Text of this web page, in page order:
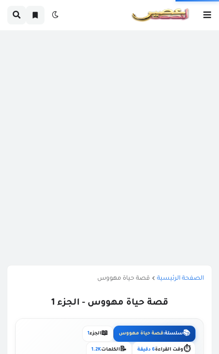
الصفحة الرئيسية قصة حياة مهووس
قصة حياة مهووس - الجزء 1
📚سلسلة:قصة حياة مهووس 📖الجزء1
⏱️وقت القراءة6 دقيقة 📝الكلمات1.2K